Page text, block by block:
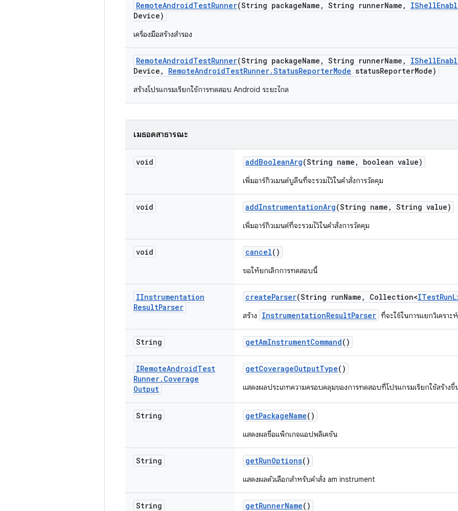
RemoteAndroidTestRunner(String packageName , String runnerName , IShell
Device)
เครื่องมือสร้างสำรอง
RemoteAndroidTestRunner(String packageName , String runnerName , IShell
Device , RemoteAndroidTestRunner.StatusReporterMode statusReporterMode)
สร้างโปรแกรมเรียกใช้การทดสอบ Android ระยะไกล
เมธอดสาธารณะ
void addBooleanArg(String name , boolean value)
เพิ่มอาร์กิวเมนต์บูลีนที่จะรวมไว้ในคำสั่งการวัดคุม
void addInstrumentationArg(String name , String value)
เพิ่มอาร์กิวเมนต์ที่จะรวมไว้ในคำสั่งการวัดคุม
void cancel()
ขอให้ยกเลิกการทดสอบนี้
IInstrumentation
ResultParser
createParser(String runName , Collection<ITestRun
สร้าง InstrumentationResultParser ที่จะใช้ในการแยกวิเคราะ
String getAmInstrumentCommand()
IRemoteAndroidTest
Runner. Coverage
Output
getCoverageOutputType()
แสดงผลประเภทความครอบคลุมของการทดสอบที่โปรแกรมเรียกใช้สร้างขึ้
String getPackageName()
แสดงผลชื่อแพ็กเกจแอปพลิเคชัน
String getRunOptions()
แสดงผลตัวเลือกสำหรับคำสั่ง am instrument
String getRunnerName()